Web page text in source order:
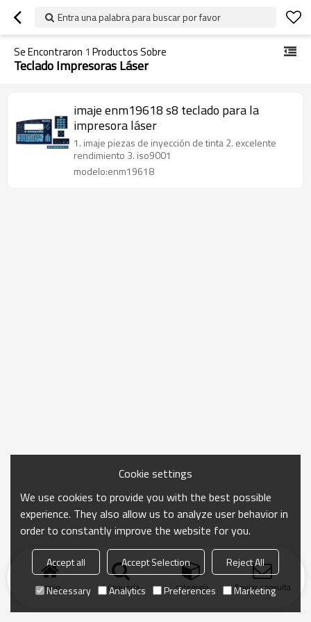
Entra una palabra para buscar por favor
Se Encontraron 1 Productos Sobre
Teclado Impresoras Láser
imaje enm19618 s8 teclado para la
impresora láser
1. imaje piezas de inyección de tinta 2. excelente
rendimiento 3. iso9001
modelo:enm19618
Inicio búsqueda categoría Enviar consulta
Cookie settings
We use cookies to provide you with the best possible
experience. They also allow us to analyze user behavior in
order to constantly improve the website for you.
Accept all Accept Selection
Reject All
Necessary
Analytics Preferences Marketing